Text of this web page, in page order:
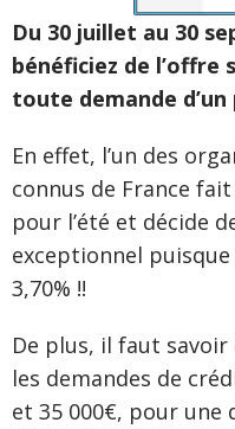
Du 30 juillet au 30
bénéficiez de
toute demande
En effet, l’un des
connus de France
pour l’été et décide
exceptionnel puisque
3,70% !!
De plus, il faut
les demandes de
et 35 000€, pour